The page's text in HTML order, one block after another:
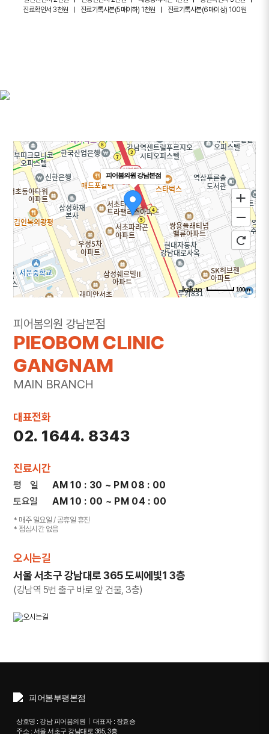
진료확인서 3천원
진료기록사본(5매이하) 1천원 진료기록사본(6매이상) 100원
피어봄의원 강남본점
100m
301~302호
전화
1644-8343
피어봄의원 강남본점
PIEOBOM CLINIC
GANGNAM
MAIN BRANCH
대표전화
02. 1644. 8343
진료시간
평 일
AM 10 : 30 ~ PM 08 : 00
토요일
AM 10 : 00 ~ PM 04 : 00
* 매주 일요일 / 공휴일 휴진
* 점심시간 없음
오시는길
서울 서초구 강남대로 365 도씨에빛1 3층
(강남역 5번 출구 바로 앞 건물, 3층)
상호명 : 강남 피어봄의원
대표자 : 장효승
주소 : 서울 서초구 강남대로 365, 3층